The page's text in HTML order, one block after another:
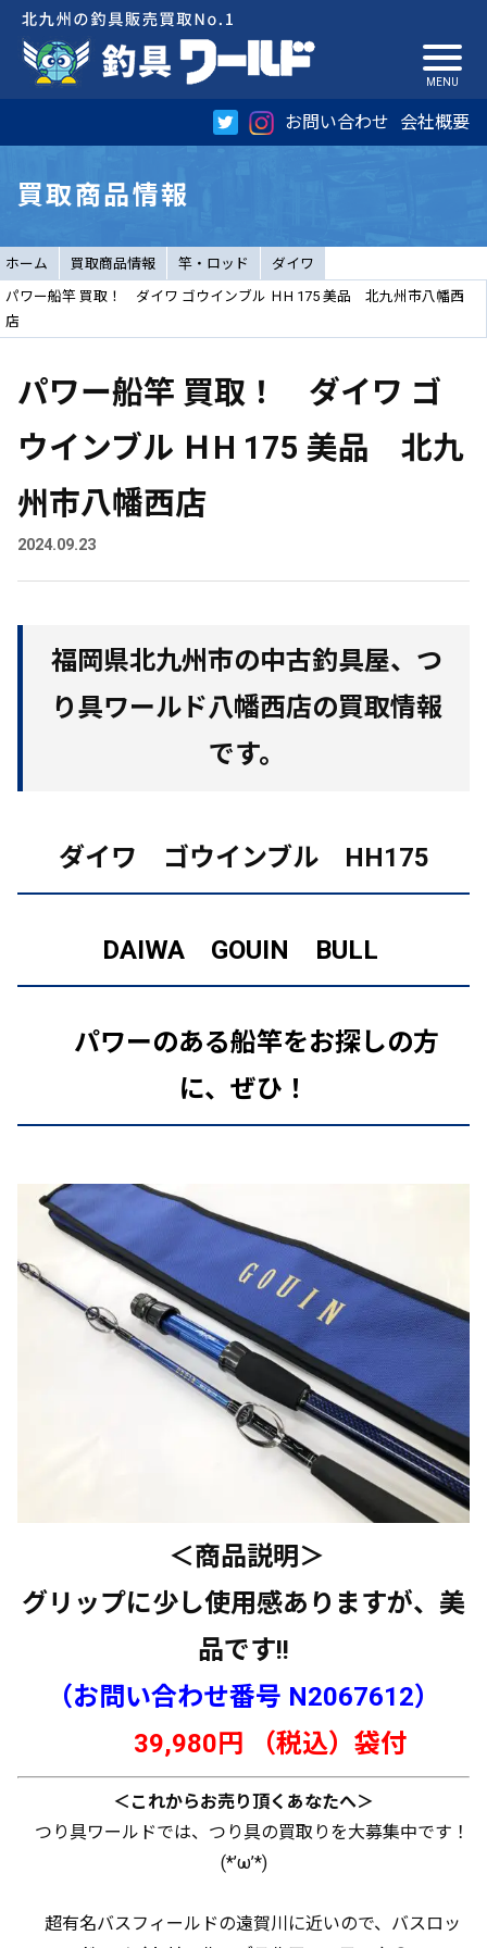
お問い合わせ 会社概要
買取商品情報
ホーム 買取商品情報 竿・ロッド
ダイワ
パワー船竿 買取！ ダイワ ゴウインブル ＨH 175 美品 北九州市八幡西
店
パワー船竿 買取！ ダイワ ゴ
ウインブル ＨH 175 美品 北九
州市八幡西店
2024.09.23
福岡県北九州市の中古釣具屋、つ
り具ワールド八幡西店の買取情報
です。
ダイワ ゴウインブル HH175
DAIWA GOUIN BULL
パワーのある船竿をお探しの方
に、ぜひ！
＜商品説明＞
グリップに少し使用感ありますが、美
品です!!
（お問い合わせ番号 N2067612）
39,980円 （税込）袋付
＜これからお売り頂くあなたへ＞
つり具ワールドでは、つり具の買取りを大募集中です！
(*’ω’*)
超有名バスフィールドの遠賀川に近いので、バスロッ